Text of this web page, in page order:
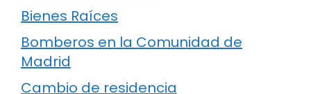
Bienes Raíces
Bomberos en la Comunidad de
Madrid
Cambio de residencia